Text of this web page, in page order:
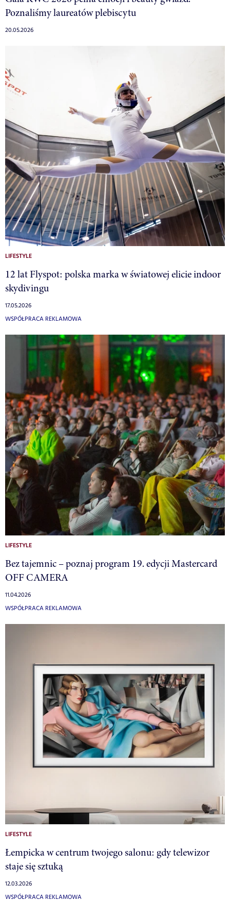
Poznaliśmy laureatów plebiscytu
20.05.2026
LIFESTYLE
12 lat Flyspot: polska marka w światowej elicie indoor
skydivingu
17.05.2026
WSPÓŁPRACA REKLAMOWA
LIFESTYLE
Bez tajemnic – poznaj program 19. edycji Mastercard
OFF CAMERA
11.04.2026
WSPÓŁPRACA REKLAMOWA
LIFESTYLE
Łempicka w centrum twojego salonu: gdy telewizor
staje się sztuką
12.03.2026
WSPÓŁPRACA REKLAMOWA